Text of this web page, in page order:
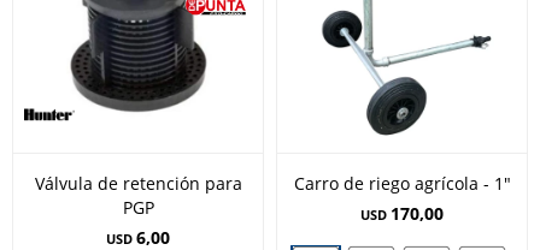
Válvula de retención para
PGP
USD 6,00
Carro de riego agrícola - 1"
USD 170,00